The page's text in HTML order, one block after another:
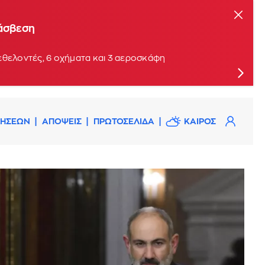
6 οχήματα και 3 αεροσκάφη
ΑΠΟΨΕΙΣ ΠΡΩΤΟΣΕΛΙΔΑ ΚΑΙΡΟΣ